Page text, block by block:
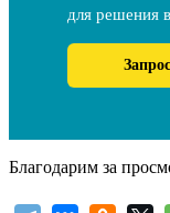
для решения
Благодарим за